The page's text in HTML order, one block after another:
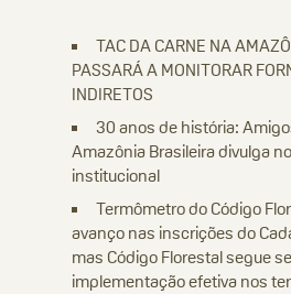
TAC DA CARNE NA
PASSARÁ A MONITORAR
INDIRETOS
30 anos de história:
Amazônia Brasileira divulga
institucional
Termômetro do Código
avanço nas inscrições do
mas Código Florestal segue
implementação efetiva nos